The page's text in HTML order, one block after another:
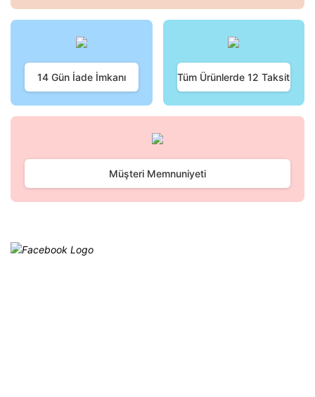
Bu ürüne benzer farklı alternatifler olmalı.
Gönder
14 Gün İade İmkanı Tüm Ürünlerde 12 Taksit
Müşteri Memnuniyeti